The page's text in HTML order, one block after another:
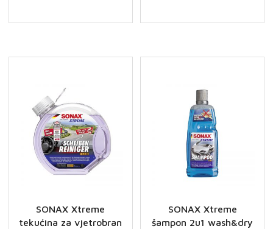
SONAX Xtreme
tekućina za vjetrobran
SONAX Xtreme
šampon 2u1 wash&dry